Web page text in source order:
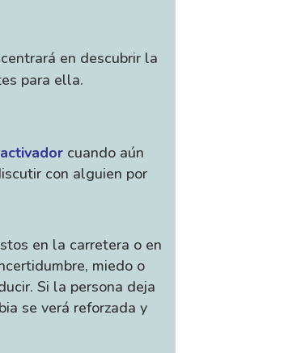
en descubrir la
para ella.
cuando aún
con alguien por
en la carretera o en
miedo o
Si la persona deja
se verá reforzada y